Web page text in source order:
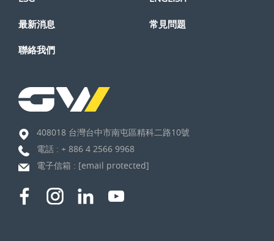
最新消息 常見問題
聯絡我們
408018 台灣台中市南屯區精科二路10號
電話 : + 886 4 2566 9968
電子信箱 : [email protected]